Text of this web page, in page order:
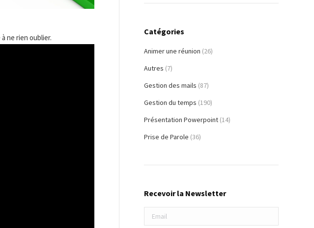
ne rien oublier.
Catégories
Animer une réunion (26)
Autres (7)
Gestion des mails (87)
Gestion du temps (190)
Présentation Powerpoint (14)
Prise de Parole (36)
Recevoir la Newsletter